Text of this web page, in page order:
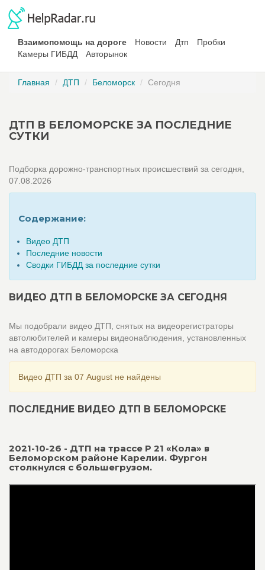
Взаимопомощь на дороге Новости Дтп
Пробки
Камеры ГИБДД
Авторынок
Главная ДТП Беломорск Сегодня
ДТП В БЕЛОМОРСКЕ ЗА ПОСЛЕДНИЕ
СУТКИ
Подборка дорожно-транспортных происшествий за сегодня,
07.08.2026
Содержание:
Видео ДТП
Последние новости
Сводки ГИБДД за последние сутки
ВИДЕО ДТП В БЕЛОМОРСКЕ ЗА СЕГОДНЯ
Мы подобрали видео ДТП, снятых на видеорегистраторы
автолюбителей и камеры видеонаблюдения, установленных
на автодорогах Беломорска
Видео ДТП за 07 August не найдены
ПОСЛЕДНИЕ ВИДЕО ДТП В БЕЛОМОРСКЕ
2021-10-26 - ДТП на трассе Р 21 «Кола» в
Беломорском районе Карелии. Фургон
столкнулся с большегрузом.